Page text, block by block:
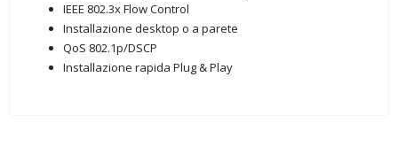
IEEE 802.3x Flow Control
Installazione desktop o a parete
QoS 802.1p/DSCP
Installazione rapida Plug & Play